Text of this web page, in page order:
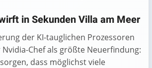
in Sekunden Villa am Meer
der KI-tauglichen Prozessoren
Chef als größte Neuerfindung:
dass möglichst viele